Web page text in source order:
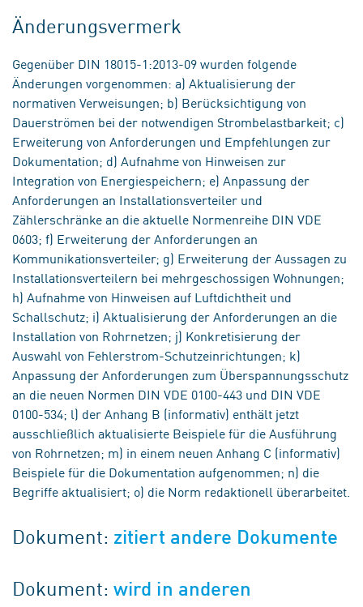
Änderungsvermerk
Gegenüber DIN 18015-1:2013-09 wurden folgende
Änderungen vorgenommen: a) Aktualisierung der
normativen Verweisungen; b) Berücksichtigung von
Dauerströmen bei der notwendigen Strombelastbarkeit; c)
Erweiterung von Anforderungen und Empfehlungen zur
Dokumentation; d) Aufnahme von Hinweisen zur
Integration von Energiespeichern; e) Anpassung der
Anforderungen an Installationsverteiler und
Zählerschränke an die aktuelle Normenreihe DIN VDE
0603; f) Erweiterung der Anforderungen an
Kommunikationsverteiler; g) Erweiterung der Aussagen zu
Installationsverteilern bei mehrgeschossigen Wohnungen;
h) Aufnahme von Hinweisen auf Luftdichtheit und
Schallschutz; i) Aktualisierung der Anforderungen an die
Installation von Rohrnetzen; j) Konkretisierung der
Auswahl von Fehlerstrom-Schutzeinrichtungen; k)
Anpassung der Anforderungen zum Überspannungsschutz
an die neuen Normen DIN VDE 0100-443 und DIN VDE
0100-534; l) der Anhang B (informativ) enthält jetzt
ausschließlich aktualisierte Beispiele für die Ausführung
von Rohrnetzen; m) in einem neuen Anhang C (informativ)
Beispiele für die Dokumentation aufgenommen; n) die
Begriffe aktualisiert; o) die Norm redaktionell überarbeitet.
Dokument: zitiert andere Dokumente
Dokument:wird in anderen